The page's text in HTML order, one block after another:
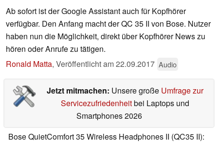
Ab sofort ist der Google Assistant auch für Kopfhörer
verfügbar. Den Anfang macht der QC 35 II von Bose. Nutzer
haben nun die Möglichkeit, direkt über Kopfhörer News zu
hören oder Anrufe zu tätigen.
Ronald Matta, Veröffentlicht am22.09.2017 Audio
Jetzt mitmachen: Unsere große Umfrage zur
Servicezufriedenheitbei Laptops und
Smartphones 2026
Bose QuietComfort 35 Wireless Headphones II (QC35 II):